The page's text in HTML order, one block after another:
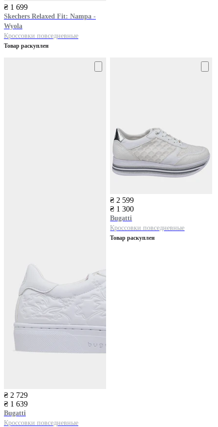
₴ 1 699
Skechers Relaxed Fit: Nampa -
Wyola
Кроссовки повседневные
Товар раскуплен
₴ 2 729
₴ 1 639
Bugatti
Кроссовки повседневные
₴ 2 599
₴ 1 300
Bugatti
Кроссовки повседневные
Товар раскуплен